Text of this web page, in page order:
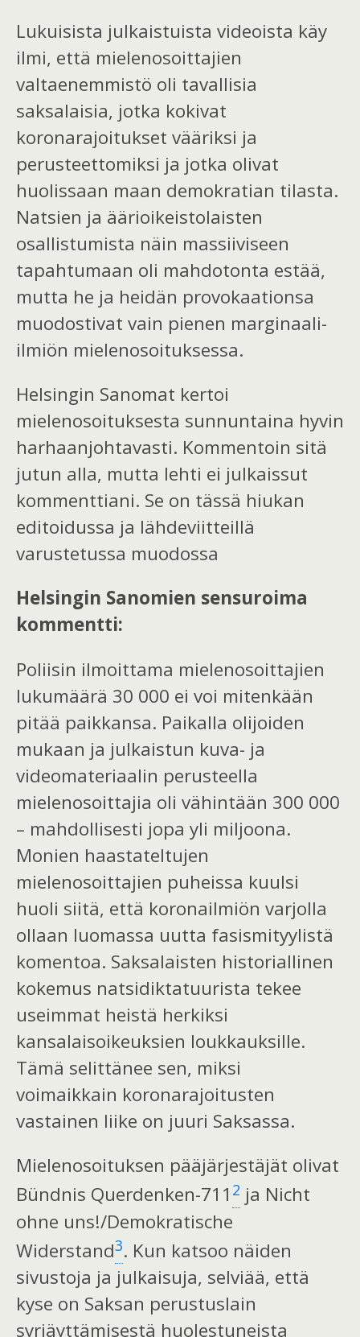
Lukuisista julkaistuista videoista käy
ilmi, että mielenosoittajien
valtaenemmistö oli tavallisia
saksalaisia, jotka kokivat
koronarajoitukset vääriksi ja
perusteettomiksi ja jotka olivat
huolissaan maan demokratian tilasta.
Natsien ja äärioikeistolaisten
osallistumista näin massiiviseen
tapahtumaan oli mahdotonta estää,
mutta he ja heidän provokaationsa
muodostivat vain pienen marginaali-
ilmiön mielenosoituksessa.
Helsingin Sanomat kertoi
mielenosoituksesta sunnuntaina hyvin
harhaanjohtavasti. Kommentoin sitä
jutun alla, mutta lehti ei julkaissut
kommenttiani. Se on tässä hiukan
editoidussa ja lähdeviitteillä
varustetussa muodossa
Helsingin Sanomien sensuroima
kommentti:
Poliisin ilmoittama mielenosoittajien
lukumäärä 30 000 ei voi mitenkään
pitää paikkansa. Paikalla olijoiden
mukaan ja julkaistun kuva- ja
videomateriaalin perusteella
mielenosoittajia oli vähintään 300 000
– mahdollisesti jopa yli miljoona.
Monien haastateltujen
mielenosoittajien puheissa kuulsi
huoli siitä, että koronailmiön varjolla
ollaan luomassa uutta fasismityylistä
komentoa. Saksalaisten historiallinen
kokemus natsidiktatuurista tekee
useimmat heistä herkiksi
kansalaisoikeuksien loukkauksille.
Tämä selittänee sen, miksi
voimaikkain koronarajoitusten
vastainen liike on juuri Saksassa.
Mielenosoituksen pääjärjestäjät olivat
Bündnis Querdenken-711 2 ja Nicht
ohne uns!/Demokratische
Widerstand3. Kun katsoo näiden
sivustoja ja julkaisuja, selviää, että
kyse on Saksan perustuslain
syrjäyttämisestä huolestuneista